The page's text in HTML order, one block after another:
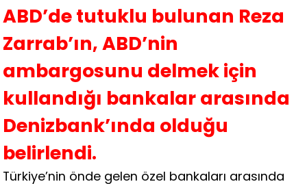
ABD’de tutuklu bulunan Reza
Zarrab’ın, ABD’nin
ambargosunu delmek için
kullandığı bankalar arasında
Denizbank’ında olduğu
belirlendi.
Türkiye’nin önde gelen özel bankaları arasında